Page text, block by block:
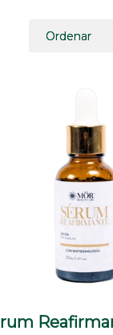
VISTA RÁPIDA